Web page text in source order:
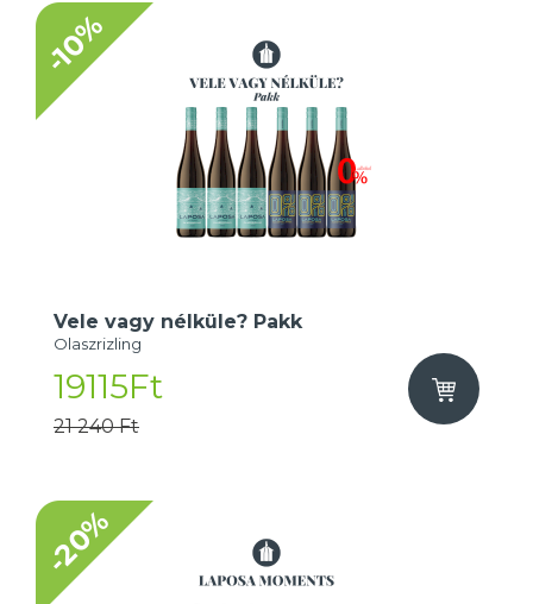
-10%
Vele vagy nélküle? Pakk
Olaszrizling
19115Ft
21 240 Ft
-20%